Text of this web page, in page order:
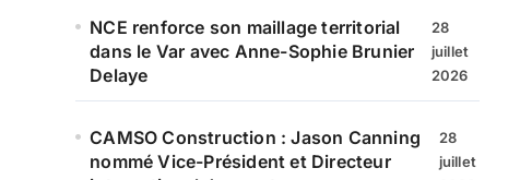
NCE renforce son maillage territorial
dans le Var avec Anne-Sophie Brunier
Delaye
28
juillet
2026
CAMSO Construction : Jason Canning
nommé Vice-Président et Directeur
28
juillet